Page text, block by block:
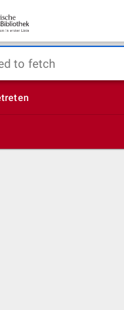
to fetch